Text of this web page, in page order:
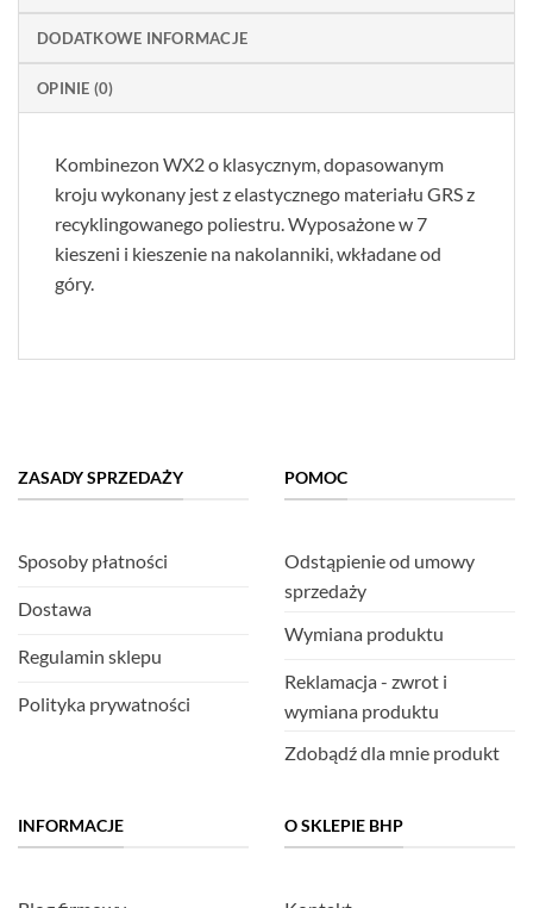
DODATKOWE INFORMACJE
OPINIE (0)
Kombinezon WX2 o klasycznym, dopasowanym
kroju wykonany jest z elastycznego materiału GRS z
recyklingowanego poliestru. Wyposażone w 7
kieszeni i kieszenie na nakolanniki, wkładane od
góry.
ZASADY SPRZEDAŻY
Sposoby płatności
Dostawa
Regulamin sklepu
Polityka prywatności
POMOC
Odstąpienie od umowy
sprzedaży
Wymiana produktu
Reklamacja - zwrot i
wymiana produktu
Zdobądź dla mnie produkt
INFORMACJE O SKLEPIE BHP